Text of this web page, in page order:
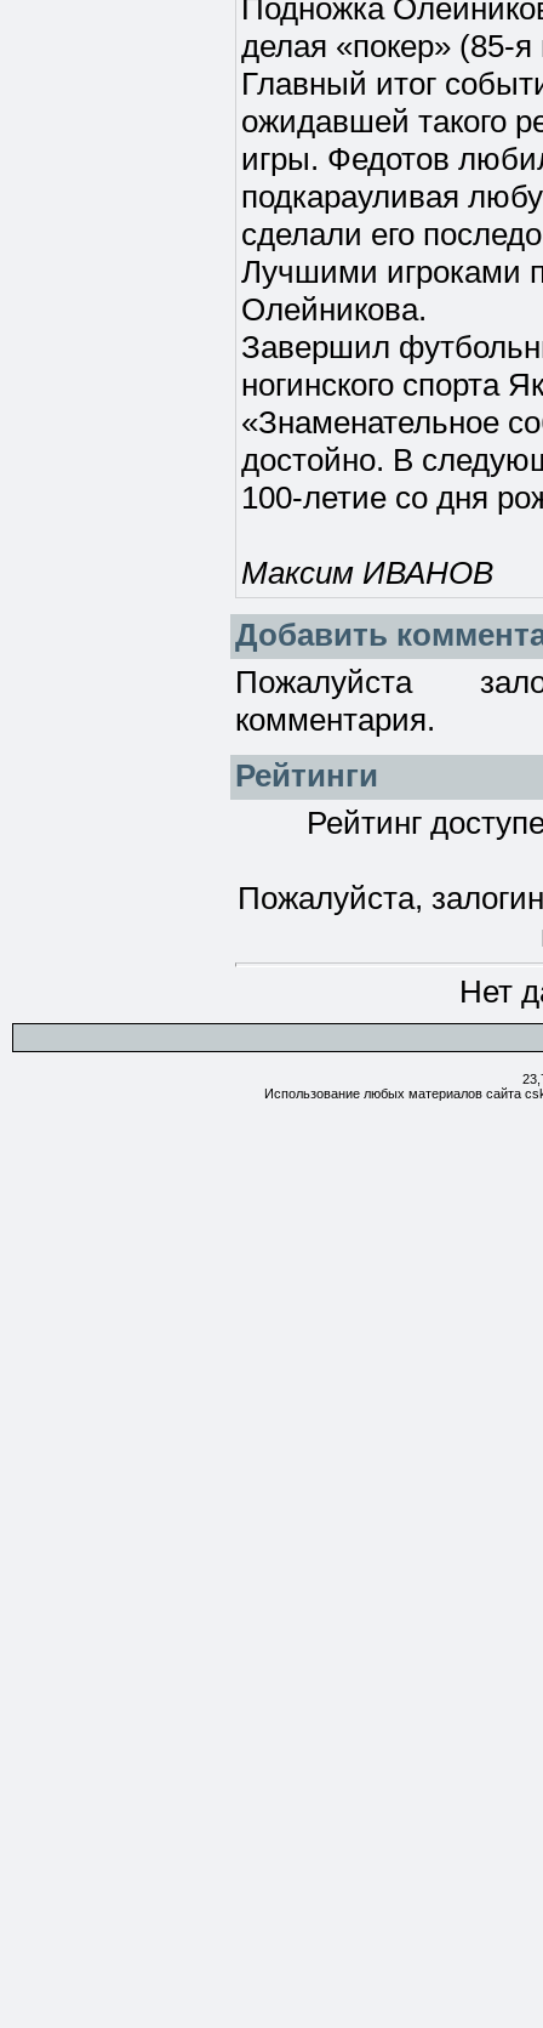
Подножка
делая «покер» (85-
Главный итог
ожидавшей такого
игры. Федотов
подкарауливая
сделали его
Лучшими игроками
Олейникова.
Завершил
ногинского спорта
«Знаменательное
достойно. В
100-летие со дня
Максим ИВАНОВ
Добавить
Пожалуйста
комментария.
Рейтинги
Рейтинг
Пожалуйста,
Нет
Использование любых материалов сайта